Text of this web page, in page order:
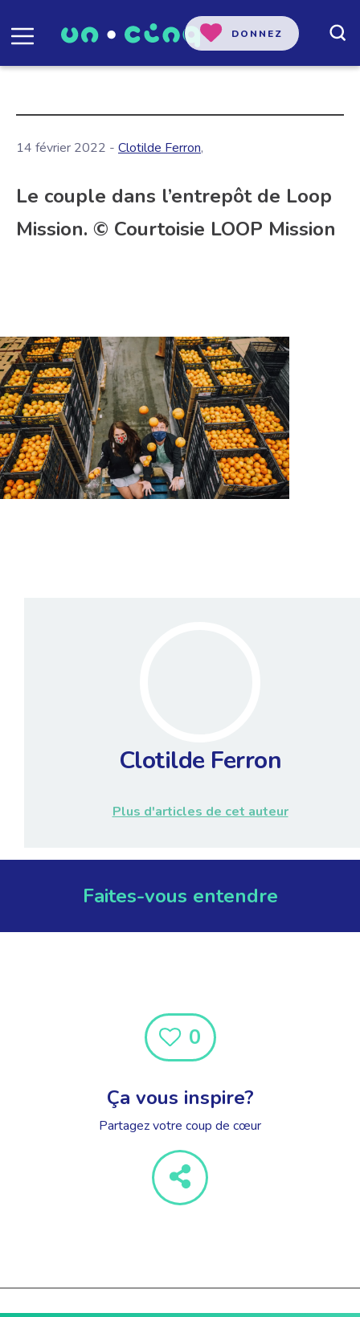
DONNEZ
14 février 2022 - Clotilde Ferron,
Le couple dans l’entrepôt de Loop
Mission. © Courtoisie LOOP Mission
Clotilde Ferron
Plus d'articles de cet auteur
Faites-vous entendre
0
Ça vous inspire?
Partagez votre coup de cœur